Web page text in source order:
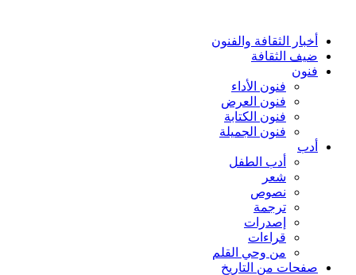
أخبار الثقافة والفنون
ضيف الثقافة
فنون
فنون الأداء
فنون العرض
فنون الكتابة
فنون الجميلة
أدب
أدب الطفل
شعر
نصوص
ترجمة
إصدرات
قراءات
من وحي القلم
صفحات من التاريخ